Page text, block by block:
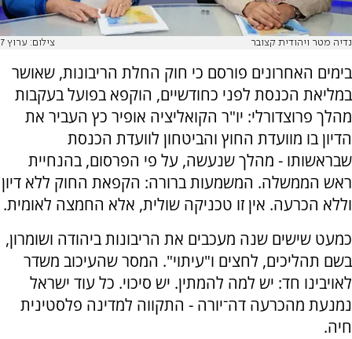
נדיה מטר ויהודית קצובר צילום: ערוץ 7
בימים האחרונים פורסם כי חוק החלת הריבונות, שאושר
במליאת הכנסת לפני כחודשיים, הוקפא בפועל בעקבות
מהלך פרוצדורלי: יו"ר הקואליציה אופיר כץ העביר את
הדיון בו מוועדת החוץ והביטחון לוועדת הכנסת
שבראשותו - מהלך שנעשה, על פי הפרסום, בהנחיית
ראש הממשלה. המשמעות ברורה: הקפאת החוק ללא דיון
וללא הכרעה. אין זו טכניקה שולית, אלא החמצה לאומית.
כמעט שישים שנה מעכבים את הריבונות ביהודה ושומרון,
בשם תהליכים, לחצים ו"עיתוי". המסר שהעיכוב משדר
לאויבינו חד: יש למה להמתין. יש סיכוי. כל עוד ישראל
נמנעת מהכרעה דה־יורה - התקווה למדינה פלסטינית
חיה.